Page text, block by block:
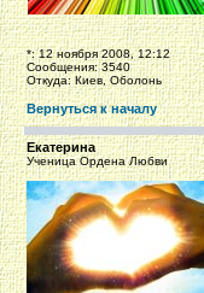
*: 12 ноября 2008, 12:12
Сообщения: 3540
Откуда: Киев, Оболонь
Вернуться к началу
Екатерина
Ученица Ордена Любви